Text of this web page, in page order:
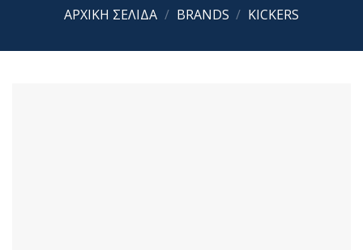
ΑΡΧΙΚΉ ΣΕΛΊΔΑ / BRANDS / KICKERS